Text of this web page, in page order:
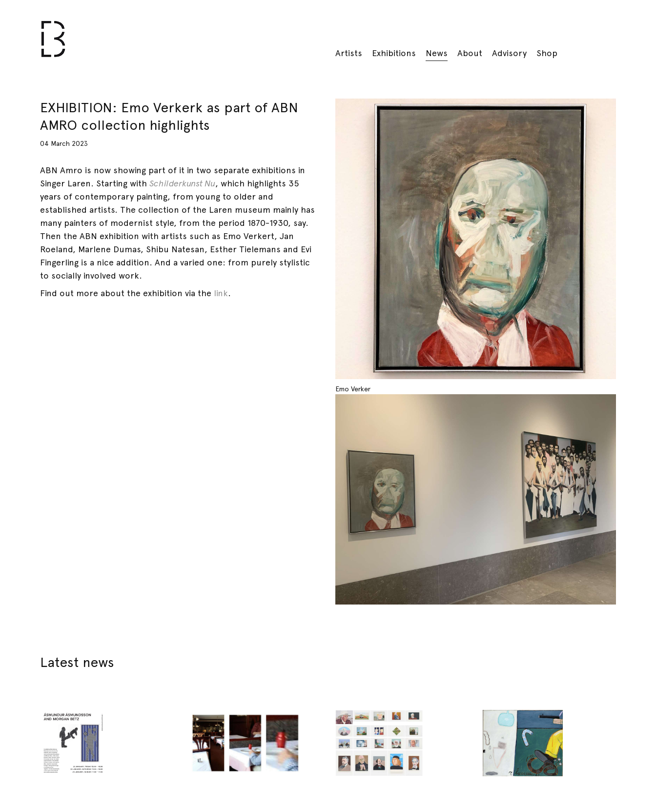
Artists Exhibitions News About Advisory Shop
EXHIBITION: Emo Verkerk as part of ABN
AMRO collection highlights
04 March 2023
ABN Amro is now showing part of it in two separate exhibitions in
Singer Laren. Starting withSchilderkunst Nu, which highlights 35
years of contemporary painting, from young to older and
established artists. The collection of the Laren museum mainly has
many painters of modernist style, from the period 1870-1930, say.
Then the ABN exhibition with artists such as Emo Verkert, Jan
Roeland, Marlene Dumas, Shibu Natesan, Esther Tielemans and Evi
Fingerling is a nice addition. And a varied one: from purely stylistic
to socially involved work.
Find out more about the exhibition via the link.
Emo Verker
Latest news